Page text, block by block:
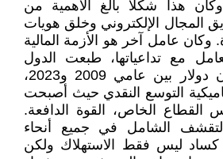
هذا شكلا بالغ الأهمية من
المجال الإلكتروني وخلق هويات
عامل آخر هو الأزمة المالية
وللتعامل مع تداعياتها، طبعت الدول
الرأسمالية 35 تريليون دولار بين عامي 2009 و2023،
التوسع النقدي حيث أصبحت
القطاع الخاص، القوة الدافعة.
الشامل في جميع أنحاء
كساد ليس فقط الاستهلاك ولكن